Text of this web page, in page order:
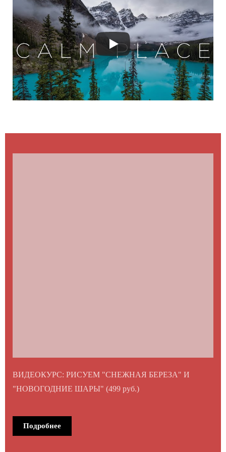
ВИДЕОКУРС: РИСУЕМ "СНЕЖНАЯ БЕРЕЗА" И
"НОВОГОДНИЕ ШАРЫ" (499 руб.)
Подробнее